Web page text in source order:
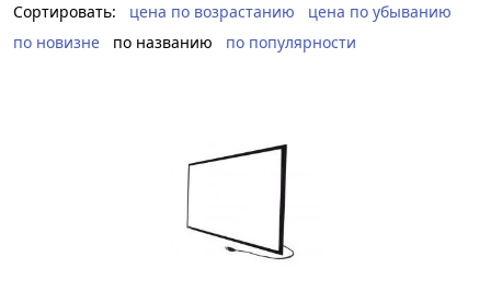
Сортировать: цена по возрастанию
цена по убыванию
по новизне
по названию по популярности